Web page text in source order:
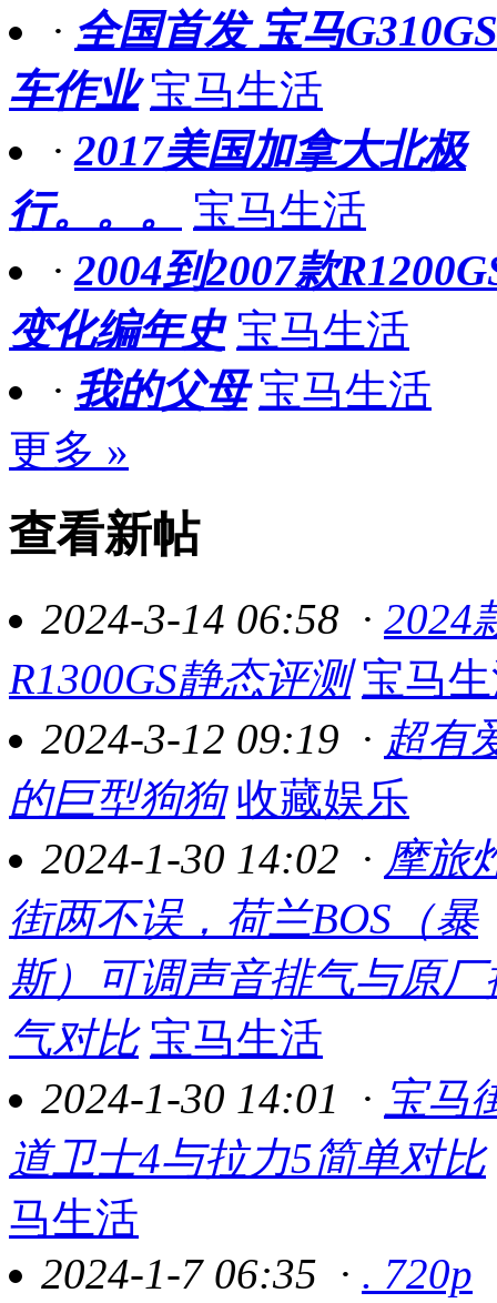
· 全国首发 宝马
车作业 宝马生活
·2017美国加拿大北极
行。。。
宝马生活
·2004到2007款
变化编年史 宝马生活
· 我的父母 宝马生活
更多 »
查看新帖
2024-3-14 06:58 · 2024
R1300GS静态评测 宝马
2024-3-12 09:19 · 超有
的巨型狗狗 收藏娱乐
2024-1-30 14:02 · 摩旅
街两不误，荷兰BOS（暴
斯）可调声音排气与原厂
气对比 宝马生活
2024-1-30 14:01
· 宝马
道卫士4与拉力5简单对比
马生活
2024-1-7 06:35 · . 720p